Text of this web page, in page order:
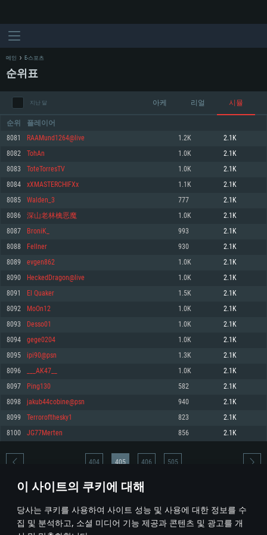
이 사이트의 쿠키에 대해
당사는 쿠키를 사용하여 사이트 성능 및 사용에 대한 정보를 수
집 및 분석하고, 소셜 미디어 기능 제공과 콘텐츠 및 광고를 개
최소사양
운영체제: Windows 10 (64 bit)
프로세서: 2.2 GHz 듀얼코어 이상
메모리: 4GB
그래픽 카드: DirectX 11 이상을 지원하는 AMD Radeon 77XX / NVIDIA
GeForce GT 660. 최소 사양 해상도: 720p
네트워크: 브로드밴드 인터넷
여유 저장 공간: 22.1 GB (최소 클라이언트)
권장 사양
570 혹은 그 이상
여유 저장 공간: 62.2 GB (전체 클라이언트)
최소사양
운영체제: Mac OS Big Sur 11.0
프로세서: 최소 2.2 GHz의 Core i5 (Intel Xeon 은 지원하지 않습니다)
메모리: 6 GB
그래픽 카드: Metal 을 지원하는 Intel Iris Pro 5200 (Mac), 혹은 이와 비슷한 성
능을 가지는 Mac 버전의 AMD/Nvidia. 최소 해상도: 720p
네트워크: 브로드밴드 인터넷
여유 저장 공간: 22.1 GB (최소 클라이언트)
권장 사양
네트워크: 브로드밴드 인터넷
여유 저장 공간: 62.2 GB (전체 클라이언트)
최소사양
운영체제: 64bit Linux 중 최신 버전
프로세서: 2.4 GHz 듀얼코어
메모리: 4 GB
그래픽 카드: Vulkan 을 지원하고, 최신 그래픽 드라이버를 지원하는 NVIDIA
660 (6개월 미만) 혹은 그와 동급의 성능을 가지며 최신 그래픽 드라이버를 지
원하는 AMD (6개월 미만; 최소사양 지원 해상도 720p)
네트워크: 브로드밴드 인터넷
여유 저장 공간: 22.1 GB (최소 클라이언트)
권장 사양
운영체제: Ubuntu 20.04 64bit
프로세서: Intel Core i7
메모리: 16 GB
그래픽 카드: Vulkan 을 지원하고, 최신 그래픽 드라이버를 지원하는 NVIDIA
1060 (6개월 미만) 혹은 그와 동급의 성능을 가지며 최신 그래픽 드라이버를
지원하는 AMD RX 570 (6개월 미만; 최소사양 지원 해상도 720p) 이상
여유 저장 공간: 62.2 GB (전체 클라이언트)
메인 E-스포츠
순위표
지난 달 아케 리얼 시뮬
순위 플레이어
8081 RAAMund1264@live 1.2K 2.1K
8082 TohAn 1.0K 2.1K
8083 ToteTorresTV 1.0K 2.1K
8084 xXMASTERCHIFXx 1.1K 2.1K
8085 Walden_3 777 2.1K
8086 深山老林檎恶魔 1.0K 2.1K
8087 BroniK_ 993 2.1K
8088 Fellner 930 2.1K
8089 evgen862 1.0K 2.1K
8090 HeckedDragon@live 1.0K 2.1K
8091 El Quaker 1.5K 2.1K
8092 MoOn12 1.0K 2.1K
8093 Desso01 1.0K 2.1K
8094 gege0204 1.0K 2.1K
8095 ipi90@psn 1.3K 2.1K
8096 ___AK47__ 1.0K 2.1K
8097 Ping130 582 2.1K
8098 jakub44cobine@psn 940 2.1K
8099 Terrorofthesky1 823 2.1K
8100 JG77Merten 856 2.1K
* 순위표는 매일 1회 갱신됩니다
404 405 406 505